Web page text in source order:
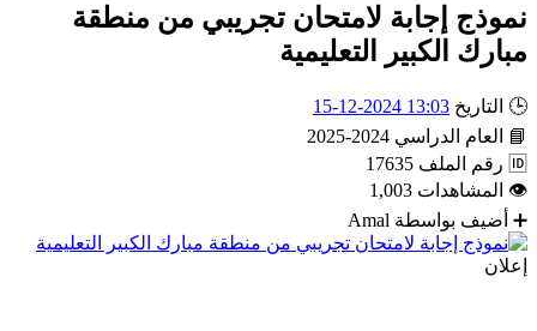
نموذج إجابة لامتحان تجريبي من منطقة
مبارك الكبير التعليمية
🕒 التاريخ 13:03 2024-12-15
📘
العام الدراسي 2024-2025
🆔 رقم الملف 17635
👁
المشاهدات 1,003
➕
أضيف بواسطة Amal
إعلان